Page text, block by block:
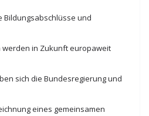
Bildungsabschlüsse und
in Zukunft europaweit
sich die Bundesregierung und
eines gemeinsamen